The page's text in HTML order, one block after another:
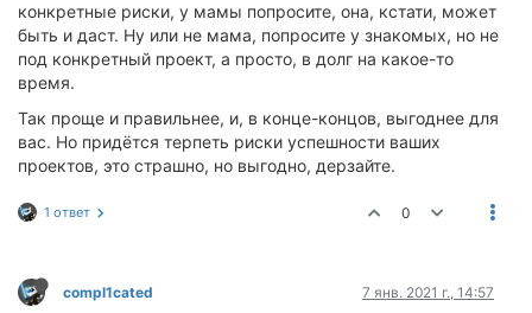
конкретные риски, у мамы попросите, она, кстати, может
быть и даст. Ну или не мама, попросите у знакомых, но не
под конкретный проект, а просто, в долг на какое-то
время.
Так проще и правильнее, и, в конце-концов, выгоднее для
вас. Но придётся терпеть риски успешности ваших
проектов, это страшно, но выгодно, дерзайте.
1 ответ 0
compl1cated 7 янв. 2021 г., 14:57